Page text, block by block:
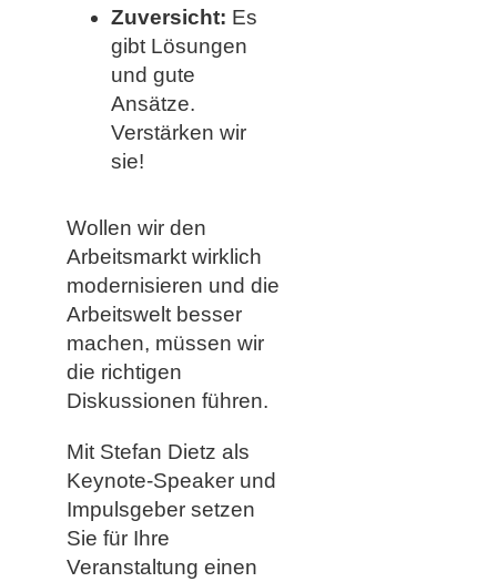
Zuversicht: Es
gibt Lösungen
und gute
Ansätze.
Verstärken wir
sie!
Wollen wir den
Arbeitsmarkt wirklich
modernisieren und die
Arbeitswelt besser
machen, müssen wir
die richtigen
Diskussionen führen.
Mit Stefan Dietz als
Keynote-Speaker und
Impulsgeber setzen
Sie für Ihre
Veranstaltung einen